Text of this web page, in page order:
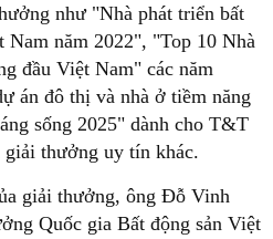
như "Nhà phát triển bất
Nam năm 2022", "Top 10 Nhà
đầu Việt Nam" các năm
án đô thị và nhà ở tiềm năng
sống 2025" dành cho T&T
thưởng uy tín khác.
giải thưởng, ông Đỗ Vinh
Quốc gia Bất động sản Việt